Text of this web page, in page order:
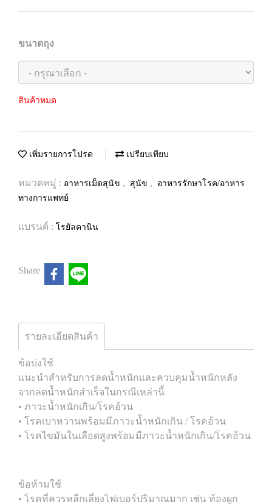
ขนาดถุง
สินค้าหมด
เพิ่มรายการโปรด เปรียบเทียบ
หมวดหมู่ : อาหารเม็ดสุนัข , สุนัข ,
อาหารรักษาโรค/อาหาร
ทางการแพทย์
แบรนด์ : โรยัลคานิน
Share
รายละเอียดสินค้า
ข้อบ่งใช้
แนะนำสำหรับการลดน้ำหนักและควบคุมน้ำหนักหลัง
จากลดน้ำหนักสำเร็จในกรณีเหล่านี้
• ภาวะน้ำหนักเกิน/โรคอ้วน
• โรคเบาหวานพร้อมมีภาวะน้ำหนักเกิน / โรคอ้วน
• โรคไขมันในเลือดสูงพร้อมมีภาวะน้ำหนักเกิน/โรคอ้วน
ข้อห้ามใช้
• โรคที่ควรหลีกเลี่ยงไฟเบอร์ปริมาณมาก เช่น ท้องผูก